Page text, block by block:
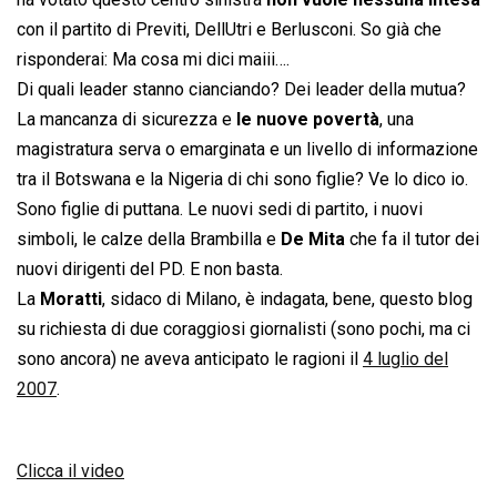
con il partito di Previti, DellUtri e Berlusconi. So già che
risponderai: Ma cosa mi dici maiii….
Di quali leader stanno cianciando? Dei leader della mutua?
La mancanza di sicurezza e le nuove povertà, una
magistratura serva o emarginata e un livello di informazione
tra il Botswana e la Nigeria di chi sono figlie? Ve lo dico io.
Sono figlie di puttana. Le nuovi sedi di partito, i nuovi
simboli, le calze della Brambilla e De Mita che fa il tutor dei
nuovi dirigenti del PD. E non basta.
La Moratti, sidaco di Milano, è indagata, bene, questo blog
su richiesta di due coraggiosi giornalisti (sono pochi, ma ci
sono ancora) ne aveva anticipato le ragioni il 4 luglio del
2007.
Clicca il video